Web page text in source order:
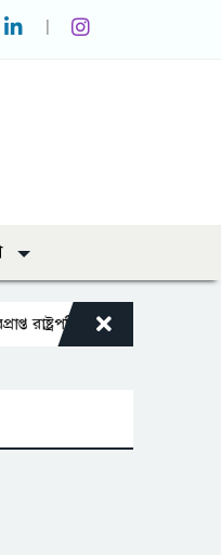
শুভেচ্ছা জানালেন রাসিক